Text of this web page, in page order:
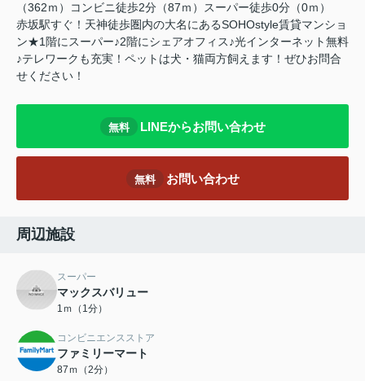
（362ｍ）コンビニ徒歩2分（87ｍ）スーパー徒歩0分（0ｍ）
赤坂駅すぐ！天神徒歩圏内の大名にあるSOHOstyle賃貸マンショ
ン★1階にスーパー♪2階にシェアオフィス♪光インターネット無料
♪テレワークも充実！ペットは犬・猫両方飼えます！ぜひお問合
せください！
無料 LINEからお問い合わせ
無料 お問い合わせ
周辺施設
スーパー
マックスバリュー
1ｍ（1分）
コンビニエンスストア
ファミリーマート
87ｍ（2分）